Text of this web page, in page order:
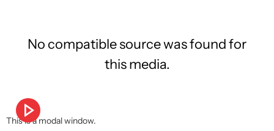
This is a modal window.
No compatible source was found for
this media.